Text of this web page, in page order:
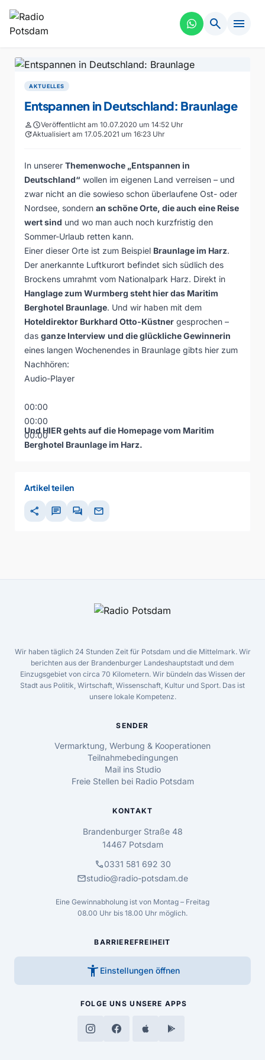
search menu
AKTUELLES
Entspannen in Deutschland: Braunlage
personscheduleVeröffentlicht am 10.07.2020 um 14:52 Uhr
updateAktualisiert am 17.05.2021 um 16:23 Uhr
In unserer Themenwoche „Entspannen in
Deutschland“ wollen im eigenen Land verreisen – und
zwar nicht an die sowieso schon überlaufene Ost- oder
Nordsee, sondern an schöne Orte, die auch eine Reise
wert sind und wo man auch noch kurzfristig den
Sommer-Urlaub retten kann.
Einer dieser Orte ist zum Beispiel Braunlage im Harz.
Der anerkannte Luftkurort befindet sich südlich des
Brockens umrahmt vom Nationalpark Harz. Direkt in
Hanglage zum Wurmberg steht hier das Maritim
Berghotel Braunlage. Und wir haben mit dem
Hoteldirektor Burkhard Otto-Küstner gesprochen –
das ganze Interview und die glückliche Gewinnerin
eines langen Wochenendes in Braunlage gibts hier zum
Nachhören:
Audio-Player
00:00
00:00
00:00
UndHIERgehts auf die Homepage vom Maritim
Berghotel Braunlage im Harz.
Artikel teilen
share chat forum mail
Wir haben täglich 24 Stunden Zeit für Potsdam und die Mittelmark. Wir
berichten aus der Brandenburger Landeshauptstadt und dem
Einzugsgebiet von circa 70 Kilometern. Wir bündeln das Wissen der
Stadt aus Politik, Wirtschaft, Wissenschaft, Kultur und Sport. Das ist
unsere lokale Kompetenz.
SENDER
Vermarktung, Werbung & Kooperationen
Teilnahmebedingungen
Mail ins Studio
Freie Stellen bei Radio Potsdam
KONTAKT
Brandenburger Straße 48
14467 Potsdam
call0331 581 692 30
mailstudio@radio-potsdam.de
Eine Gewinnabholung ist von Montag – Freitag
08.00 Uhr bis 18.00 Uhr möglich.
BARRIEREFREIHEIT
accessibility_new Einstellungen öffnen
FOLGE UNS UNSERE APPS